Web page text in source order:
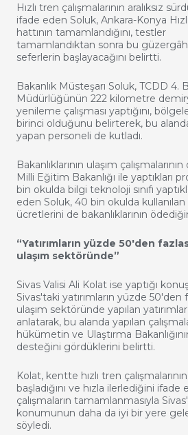
Hızlı tren çalışmalarının aralıksız
ifade eden Soluk, Ankara-Konya
hattının tamamlandığını, testler
tamamlandıktan sonra bu
seferlerin başlayacağını belirtti.
Bakanlık Müsteşarı Soluk, TCDD 4.
Müdürlüğünün 222 kilometre
yenileme çalışması yaptığını,
birinci olduğunu belirterek, bu
yapan personeli de kutladı.
Bakanlıklarının ulaşım çalışmalarının
Milli Eğitim Bakanlığı ile yaptıkları
bin okulda bilgi teknoloji sınıfı
eden Soluk, 40 bin okulda
ücretlerini de bakanlıklarının
“Yatırımların yüzde 50'den
ulaşım sektöründe”
Sivas Valisi Ali Kolat ise yaptığı
Sivas'taki yatırımların yüzde 50'den
ulaşım sektöründe yapılan
anlatarak, bu alanda yapılan
hükümetin ve Ulaştırma
desteğini gördüklerini belirtti.
Kolat, kentte hızlı tren çalışmalarının
başladığını ve hızla ilerlediğini ifade
çalışmaların tamamlanmasıyla
konumunun daha da iyi bir yere
söyledi.